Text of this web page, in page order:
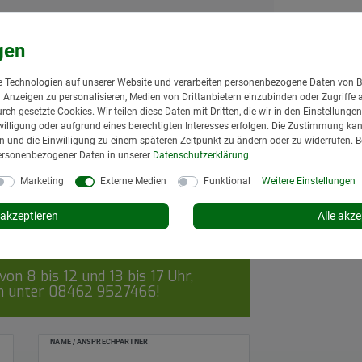
einsetzbar.
8 bis 12 und 13 bis 17 Uhr,
unter 08462 9527466!
NAME / ANSPRECHPARTNER
3,95 € *
Lieferzeit: 1 bis 3
*inkl. MwSt.zzgl.
auf unserer Website und verarbeiten personenbezogene Daten von
Anzeigen zu personalisieren, Medien von Drittanbietern einzubinden oder Zugriffe
gesetzte Cookies. Wir teilen diese Daten mit Dritten, die wir in den
oder aufgrund eines berechtigten Interesses erfolgen. Die Zustimmung
und die Einwilligung zu einem späteren Zeitpunkt zu ändern oder zu widerrufen.
Daten in unserer Daten­schutz­erklärung.
Marketing Externe Medien Funktional Weitere Einstellungen
Alle